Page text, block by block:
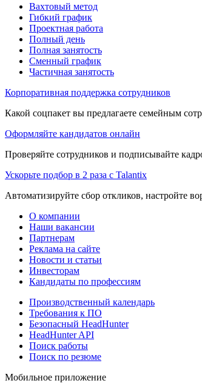
Вахтовый метод
Гибкий график
Проектная работа
Полный день
Полная занятость
Сменный график
Частичная занятость
Корпоративная поддержка сотрудников
Какой соцпакет вы предлагаете семейным
Оформляйте кандидатов онлайн
Проверяйте сотрудников и подписывайте
Ускорьте подбор в 2 раза с Talantix
Автоматизируйте сбор откликов, настройте
О компании
Наши вакансии
Партнерам
Реклама на сайте
Новости и статьи
Инвесторам
Кандидаты по профессиям
Производственный календарь
Требования к ПО
Безопасный HeadHunter
HeadHunter API
Поиск работы
Поиск по резюме
Мобильное приложение